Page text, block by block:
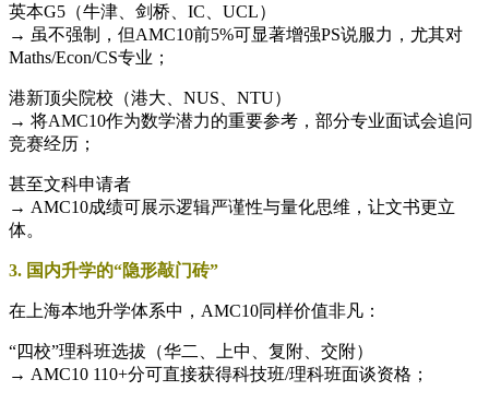
英本G5（牛津、剑桥、IC、UCL）
→ 虽不强制，但AMC10前5%可显著增强PS说服力，尤其对
Maths/Econ/CS专业；
港新顶尖院校（港大、NUS、NTU）
→ 将AMC10作为数学潜力的重要参考，部分专业面试会追问
竞赛经历；
甚至文科申请者
→ AMC10成绩可展示逻辑严谨性与量化思维，让文书更立
体。
3. 国内升学的“隐形敲门砖”
在上海本地升学体系中，AMC10同样价值非凡：
“四校”理科班选拔（华二、上中、复附、交附）
→ AMC10 110+分可直接获得科技班/理科班面谈资格；